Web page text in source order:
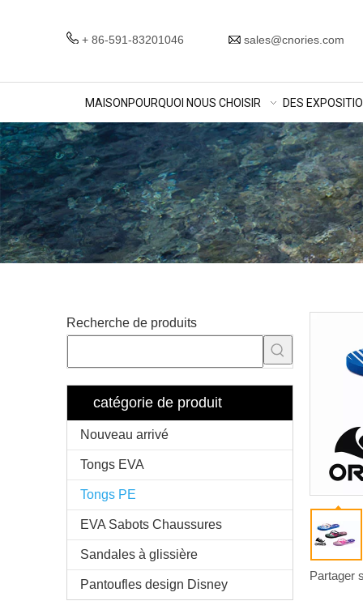
+ 86-591-83201046 sales@cnories.com
MAISON POURQUOI NOUS CHOISIR DES
Recherche de produits
catégorie de produit
Nouveau arrivé
Tongs EVA
Tongs PE
EVA Sabots Chaussures
Sandales à glissière
Pantoufles design Disney
Partager